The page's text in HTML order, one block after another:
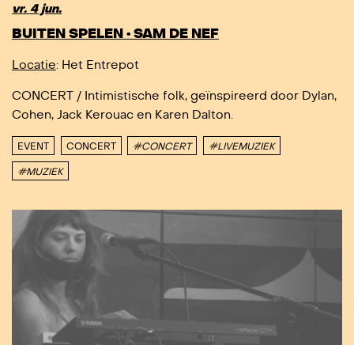
vr. 4 jun.
BUITEN SPELEN • SAM DE NEF
Locatie: Het Entrepot
CONCERT / Intimistische folk, geïnspireerd door Dylan,
Cohen, Jack Kerouac en Karen Dalton.
EVENT CONCERT #CONCERT #LIVEMUZIEK
#MUZIEK